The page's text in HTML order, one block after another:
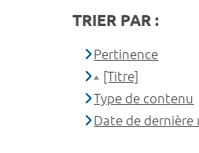
TRIER PAR :
Pertinence
[Titre]
Type de contenu
Date de